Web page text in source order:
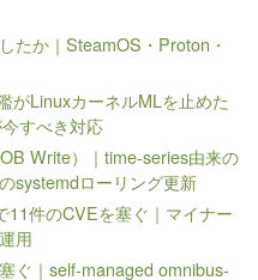
たか｜SteamOS・Proton・
がLinuxカーネルMLを止めた
すべき対応
Write）｜time-series由来の
systemdローリング更新
件のCVEを塞ぐ｜マイナー
用
ぐ｜self-managed omnibus-